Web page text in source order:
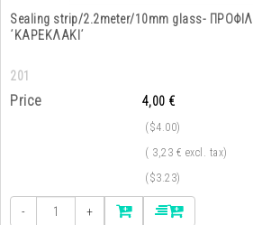
Sealing strip/2.2meter/10mm glass-
΄ΚΑΡΕΚΛΑΚΙ΄
201
Price 4,00 €
($4.00)
( 3,23 € excl. tax)
($3.23)
- +